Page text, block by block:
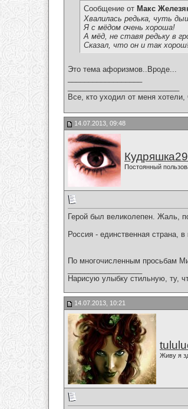
Сообщение от Макс
Хвалилась редька, чуть
Я с мёдом очень хороша!
А мёд, не ставя редьку в
Сказал, что он и так
Это тема афоризмов..Вроде...
Все, кто уходил от меня
14.07.2013, 09:48
Постоянный
Герой был великолепен. Жаль,
Россия - единственная страна,
По многочисленным просьбам
Нарисую улыбку стильную, ту,
14.07.2013, 10:21
Живу я